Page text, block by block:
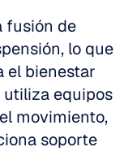
fusión de
lo que
el bienestar
equipos
movimiento,
soporte